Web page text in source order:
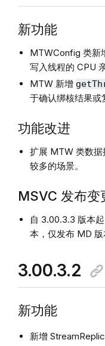
新功能
MTWConfig 类新
写入线程的 CPU
MTW 新增
于确认绑核结果或
功能改进
扩展 MTW 类数据
较多的场景。
MSVC 发布变
自 3.00.3.3 版本
本，仅发布 MD 版
3.00.3.2
新功能
新增